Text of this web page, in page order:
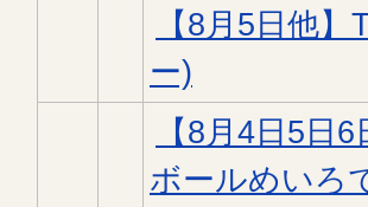
【8月5日他
ー)
【8月4日5日
ボールめいろ